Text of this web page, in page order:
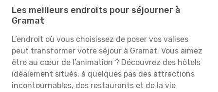
Les meilleurs endroits pour séjourner à
Gramat
L’endroit où vous choisissez de poser vos valises
peut transformer votre séjour à Gramat. Vous aimez
être au cœur de l’animation ? Découvrez des hôtels
idéalement situés, à quelques pas des attractions
incontournables, des restaurants et de la vie